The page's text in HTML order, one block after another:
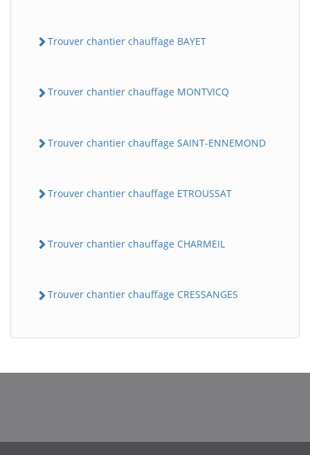
Trouver chantier chauffage BAYET
Trouver chantier chauffage MONTVICQ
Trouver chantier chauffage SAINT-ENNEMOND
Trouver chantier chauffage ETROUSSAT
Trouver chantier chauffage CHARMEIL
Trouver chantier chauffage CRESSANGES